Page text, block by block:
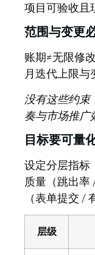
项目可验收且
范围与变更
账期≠无限修
月迭代上限与
没有这些约束
奏与市场推广
目标要可量
设定分层指标
质量（跳出率
（表单提交 /
层级